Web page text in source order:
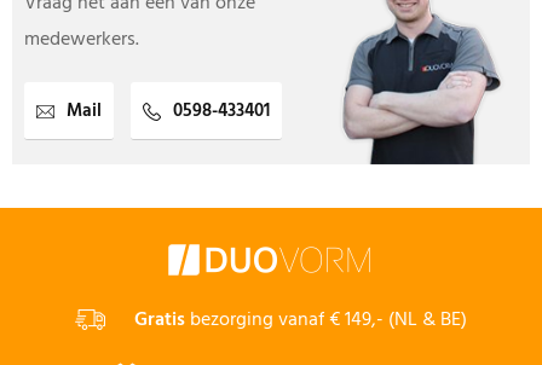
medewerkers.
Mail 0598-433401
Gratisbezorging vanaf € 149,- (NL & BE)